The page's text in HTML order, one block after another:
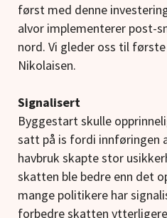
først med denne
alvor implementerer post-
nord. Vi gleder oss til
Nikolaisen.
Signalisert
Byggestart skulle
satt på is fordi innføringen
havbruk skapte stor
skatten ble bedre enn det
mange politikere har
forbedre skatten